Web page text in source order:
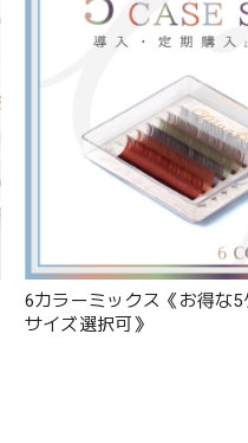
6カラーミックス《お得な
サイズ選択可》